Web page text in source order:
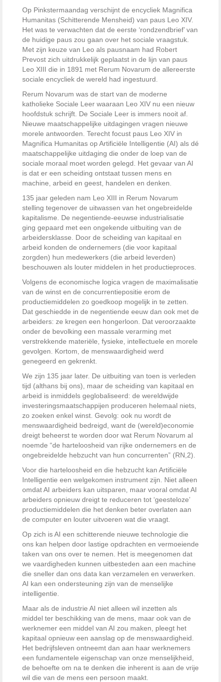
Op Pinkstermaandag verschijnt de encycliek Magnifica
Humanitas (Schitterende Mensheid) van paus Leo XIV.
Het was te verwachten dat de eerste ‘rondzendbrief’ van
de huidige paus zou gaan over het sociale vraagstuk.
Met zijn keuze van Leo als pausnaam had Robert
Prevost zich uitdrukkelijk geplaatst in de lijn van paus
Leo XIII die in 1891 met Rerum Novarum de allereerste
sociale encycliek de wereld had ingestuurd.
Rerum Novarum was de start van de moderne
katholieke Sociale Leer waaraan Leo XIV nu een nieuw
hoofdstuk schrijft. De Sociale Leer is immers nooit af.
Nieuwe maatschappelijke uitdagingen vragen nieuwe
morele antwoorden. Terecht focust paus Leo XIV in
Magnifica Humanitas op Artificiële Intelligentie (AI) als dé
maatschappelijke uitdaging die onder de loep van de
sociale moraal moet worden gelegd. Het gevaar van AI
is dat er een scheiding ontstaat tussen mens en
machine, arbeid en geest, handelen en denken.
135 jaar geleden nam Leo XIII in Rerum Novarum
stelling tegenover de uitwassen van het ongebreidelde
kapitalisme. De negentiende-eeuwse industrialisatie
ging gepaard met een ongekende uitbuiting van de
arbeidersklasse. Door de scheiding van kapitaal en
arbeid konden de ondernemers (die voor kapitaal
zorgden) hun medewerkers (die arbeid leverden)
beschouwen als louter middelen in het productieproces.
Volgens de economische logica vragen de maximalisatie
van de winst en de concurrentiepositie erom de
productiemiddelen zo goedkoop mogelijk in te zetten.
Dat geschiedde in de negentiende eeuw dan ook met de
arbeiders: ze kregen een hongerloon. Dat veroorzaakte
onder de bevolking een massale verarming met
verstrekkende materiële, fysieke, intellectuele en morele
gevolgen. Kortom, de menswaardigheid werd
genegeerd en gekrenkt.
We zijn 135 jaar later. De uitbuiting van toen is verleden
tijd (althans bij ons), maar de scheiding van kapitaal en
arbeid is inmiddels geglobaliseerd: de wereldwijde
investeringsmaatschappijen produceren helemaal niets,
zo zoeken enkel winst. Gevolg: ook nu wordt de
menswaardigheid bedreigd, want de (wereld)economie
dreigt beheerst te worden door wat Rerum Novarum al
noemde “de harteloosheid van rijke ondernemers en de
ongebreidelde hebzucht van hun concurrenten” (RN,2).
Voor die harteloosheid en die hebzucht kan Artificiële
Intelligentie een welgekomen instrument zijn. Niet alleen
omdat AI arbeiders kan uitsparen, maar vooral omdat AI
arbeiders opnieuw dreigt te reduceren tot ‘geesteloze’
productiemiddelen die het denken beter overlaten aan
de computer en louter uitvoeren wat die vraagt.
Op zich is AI een schitterende nieuwe technologie die
ons kan helpen door lastige opdrachten en vermoeiende
taken van ons over te nemen. Het is meegenomen dat
we vaardigheden kunnen uitbesteden aan een machine
die sneller dan ons data kan verzamelen en verwerken.
AI kan een ondersteuning zijn van de menselijke
intelligentie.
Maar als de industrie AI niet alleen wil inzetten als
middel ter beschikking van de mens, maar ook van de
werknemer een middel van AI zou maken, pleegt het
kapitaal opnieuw een aanslag op de menswaardigheid.
Het bedrijfsleven ontneemt dan aan haar werknemers
een fundamentele eigenschap van onze menselijkheid,
de behoefte om na te denken die inherent is aan de vrije
wil die van de mens een persoon maakt.